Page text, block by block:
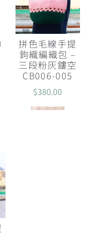
拼色毛線手提
鉤織編織包 –
三段粉灰鏤空
CB006-005
$380.00
查看內容